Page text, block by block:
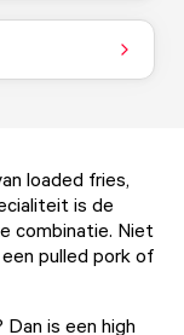
loaded fries,
is de
combinatie. Niet
pulled pork of
is een high